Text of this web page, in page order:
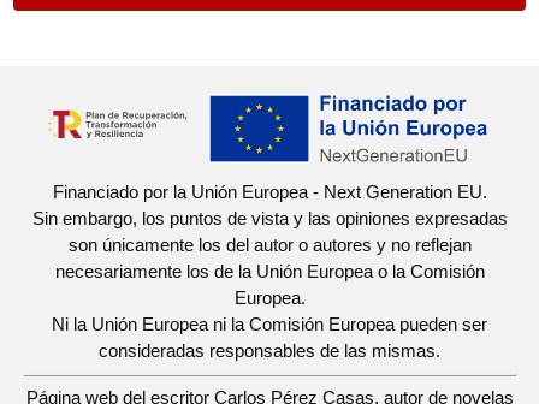
Financiado por la Unión Europea - Next Generation EU.
Sin embargo, los puntos de vista y las opiniones expresadas
son únicamente los del autor o autores y no reflejan
necesariamente los de la Unión Europea o la Comisión
Europea.
Ni la Unión Europea ni la Comisión Europea pueden ser
consideradas responsables de las mismas.
Página web del escritor Carlos Pérez Casas, autor de novelas